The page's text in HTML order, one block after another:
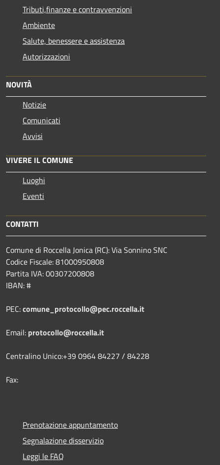
Tributi,finanze e contravvenzioni
Ambiente
Salute, benessere e assistenza
Autorizzazioni
NOVITÀ
Notizie
Comunicati
Avvisi
VIVERE IL COMUNE
Luoghi
Eventi
CONTATTI
Comune di Roccella Jonica (RC): Via Sonnino SNC
Codice Fiscale: 81000950808
Partita IVA: 00307200808
IBAN: #
PEC:comune_protocollo@pec.roccella.it
Email: protocollo@roccella.it
Centralino Unico:+39 0964 84227 / 84228
Fax:
Prenotazione appuntamento
Segnalazione disservizio
Leggi le FAQ